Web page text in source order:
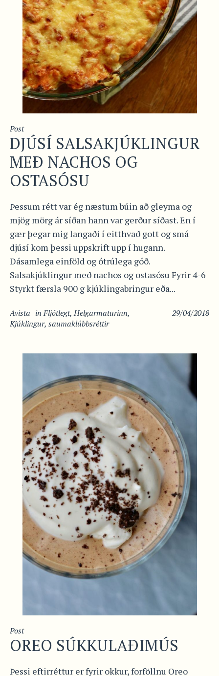
Post
DJÚSÍ SALSAKJÚKLINGUR
MEÐ NACHOS OG
OSTASÓSU
Þessum rétt var ég næstum búin að gleyma og
mjög mörg ár síðan hann var gerður síðast. En í
gær þegar mig langaði í eitthvað gott og smá
djúsí kom þessi uppskrift upp í hugann.
Dásamlega einföld og ótrúlega góð.
Salsakjúklingur með nachos og ostasósu Fyrir 4-6
Styrkt færsla 900 g kjúklingabringur eða...
29/04/2018
Avista inFljótlegt,Helgarmaturinn,
Kjúklingur, saumaklúbbsréttir
Post
OREO SÚKKULAÐIMÚS
Þessi eftirréttur er fyrir okkur, forföllnu Oreo